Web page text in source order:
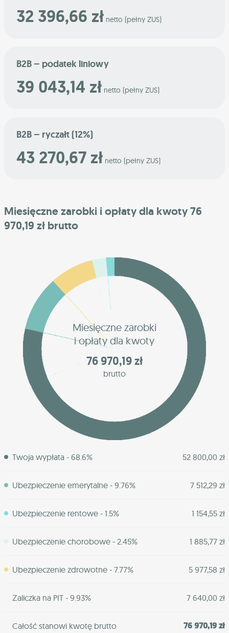
32 396,66 zł netto (pełny ZUS)
B2B – podatek liniowy
39 043,14 zł netto (pełny ZUS)
B2B – ryczałt (12%)
43 270,67 zł netto (pełny ZUS)
Miesięczne zarobki i opłaty dla kwoty 76
970,19 zł brutto
Miesięczne zarobki
i opłaty dla kwoty
76 970,19 zł
brutto
Twoja wypłata - 68.6% 52 800,00 zł
Ubezpieczenie emerytalne - 9.76% 7 512,29 zł
Ubezpieczenie rentowe - 1.5% 1 154,55 zł
Ubezpieczenie chorobowe - 2.45% 1 885,77 zł
Ubezpieczenie zdrowotne - 7.77% 5 977,58 zł
Zaliczka na PIT - 9.93% 7 640,00 zł
Całość stanowi kwotę brutto 76 970,19 zł